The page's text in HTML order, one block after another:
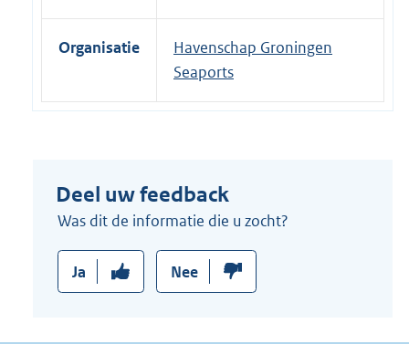
Organisatie
Havenschap Groningen
Seaports
Deel uw feedback
Was dit de informatie die u zocht?
Ja Nee